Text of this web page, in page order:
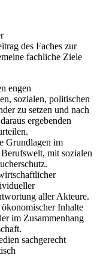
des Faches zur
fachliche Ziele
engen
sozialen, politischen
zu setzen und nach
ergebenden
Grundlagen im
mit sozialen
aller Akteure.
Inhalte
im Zusammenhang
sachgerecht